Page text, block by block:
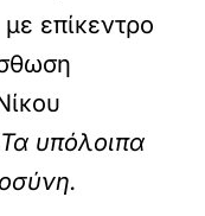
επίκεντρο
Τα υπόλοιπα